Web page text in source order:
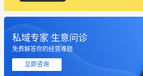
私域专家 生意问诊
免费解答你的经营难题
立即咨询